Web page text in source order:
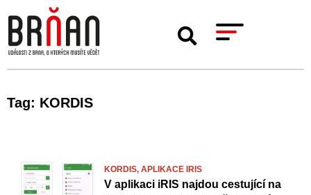
Tag: KORDIS
KORDIS, APLIKACE IRIS
V aplikaci iRIS najdou cestující na